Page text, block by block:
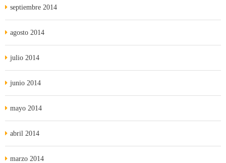
septiembre 2014
agosto 2014
julio 2014
junio 2014
mayo 2014
abril 2014
marzo 2014